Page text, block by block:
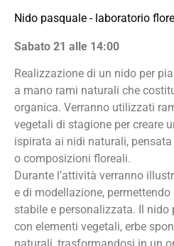
Nido pasquale - laboratorio
Sabato 21 alle 14:00
Realizzazione di un nido per
a mano rami naturali che
organica. Verranno utilizzati
vegetali di stagione per creare
ispirata ai nidi naturali,
o composizioni floreali.
Durante l’attività verranno
e di modellazione,
stabile e personalizzata. Il nido
con elementi vegetali, erbe